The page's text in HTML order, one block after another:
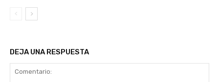
DEJA UNA RESPUESTA